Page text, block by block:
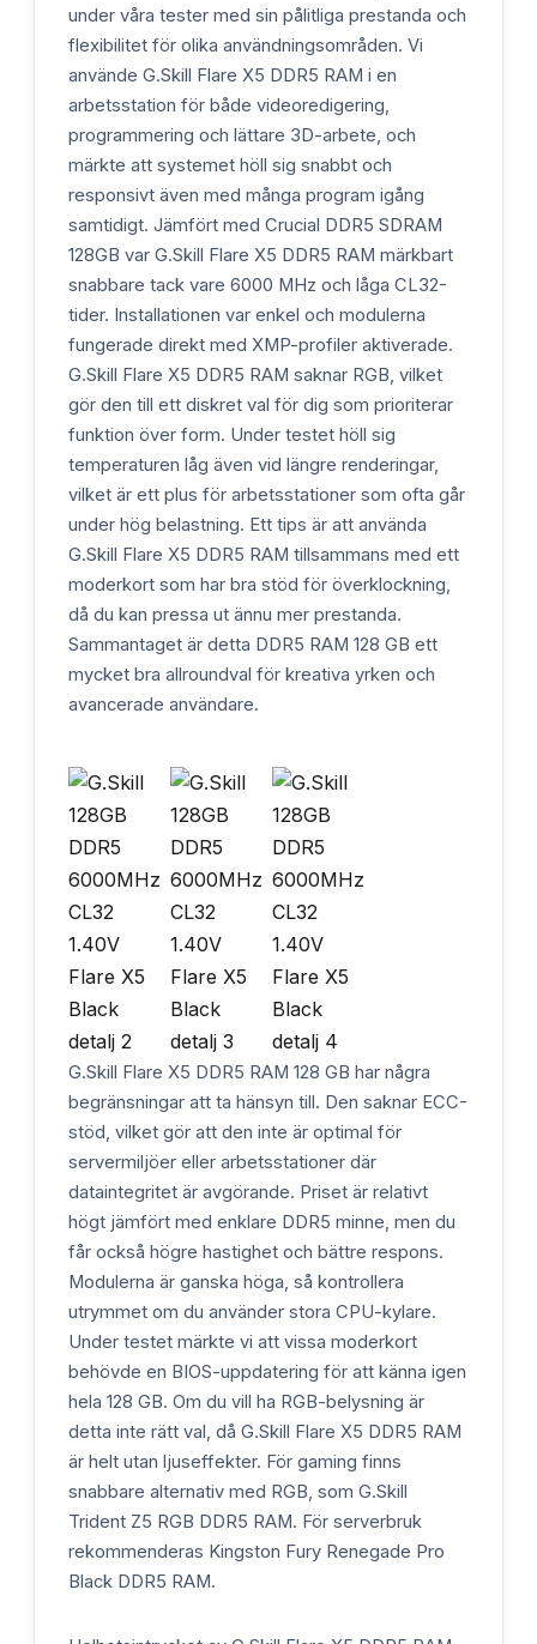
under våra tester med sin pålitliga prestanda och
flexibilitet för olika användningsområden. Vi
använde G.Skill Flare X5 DDR5 RAM i en
arbetsstation för både videoredigering,
programmering och lättare 3D-arbete, och
märkte att systemet höll sig snabbt och
responsivt även med många program igång
samtidigt. Jämfört med Crucial DDR5 SDRAM
128GB var G.Skill Flare X5 DDR5 RAM märkbart
snabbare tack vare 6000 MHz och låga CL32-
tider. Installationen var enkel och modulerna
fungerade direkt med XMP-profiler aktiverade.
G.Skill Flare X5 DDR5 RAM saknar RGB, vilket
gör den till ett diskret val för dig som prioriterar
funktion över form. Under testet höll sig
temperaturen låg även vid längre renderingar,
vilket är ett plus för arbetsstationer som ofta går
under hög belastning. Ett tips är att använda
G.Skill Flare X5 DDR5 RAM tillsammans med ett
moderkort som har bra stöd för överklockning,
då du kan pressa ut ännu mer prestanda.
Sammantaget är detta DDR5 RAM 128 GB ett
mycket bra allroundval för kreativa yrken och
avancerade användare.
G.Skill Flare X5 DDR5 RAM 128 GB har några
begränsningar att ta hänsyn till. Den saknar ECC-
stöd, vilket gör att den inte är optimal för
servermiljöer eller arbetsstationer där
dataintegritet är avgörande. Priset är relativt
högt jämfört med enklare DDR5 minne, men du
får också högre hastighet och bättre respons.
Modulerna är ganska höga, så kontrollera
utrymmet om du använder stora CPU-kylare.
Under testet märkte vi att vissa moderkort
behövde en BIOS-uppdatering för att känna igen
hela 128 GB. Om du vill ha RGB-belysning är
detta inte rätt val, då G.Skill Flare X5 DDR5 RAM
är helt utan ljuseffekter. För gaming finns
snabbare alternativ med RGB, som G.Skill
Trident Z5 RGB DDR5 RAM. För serverbruk
rekommenderas Kingston Fury Renegade Pro
Black DDR5 RAM.